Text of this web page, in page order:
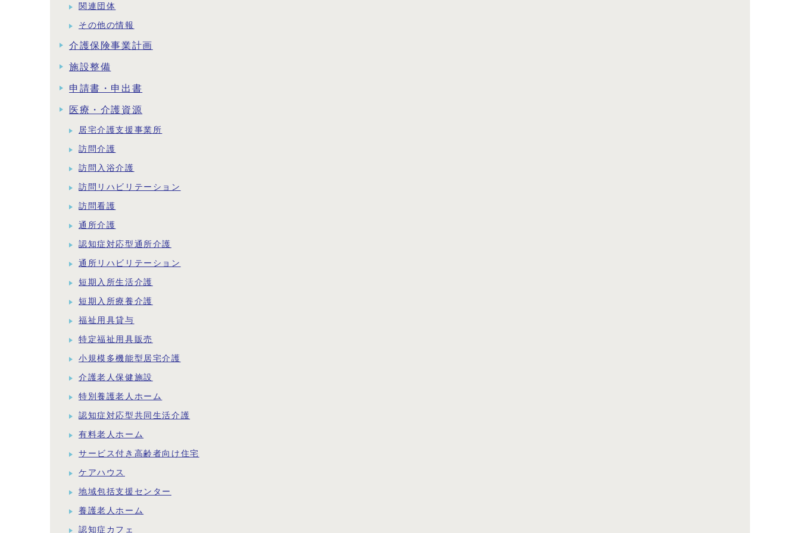
関連団体
その他の情報
介護保険事業計画
施設整備
申請書・申出書
医療・介護資源
居宅介護支援事業所
訪問介護
訪問入浴介護
訪問リハビリテーション
訪問看護
通所介護
認知症対応型通所介護
通所リハビリテーション
短期入所生活介護
短期入所療養介護
福祉用具貸与
特定福祉用具販売
小規模多機能型居宅介護
介護老人保健施設
特別養護老人ホーム
認知症対応型共同生活介護
有料老人ホーム
サービス付き高齢者向け住宅
ケアハウス
地域包括支援センター
養護老人ホーム
認知症カフェ